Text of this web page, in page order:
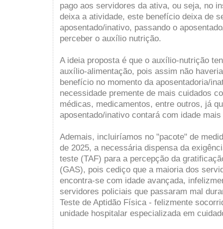
pago aos servidores da ativa, ou seja, no
deixa a atividade, este benefício deixa de
aposentado/inativo, passando o
perceber o auxílio nutrição.
A ideia proposta é que o auxílio-nutrição
auxílio-alimentação, pois assim não
benefício no momento da aposentadoria/
necessidade premente de mais cuidados
médicas, medicamentos, entre outros, já
aposentado/inativo contará com idade
Ademais, incluiríamos no "pacote" de
de 2025, a necessária dispensa da
teste (TAF) para a percepção da
(GAS), pois cediço que a maioria dos
encontra-se com idade avançada,
servidores policiais que passaram mal
Teste de Aptidão Física - felizmente
unidade hospitalar especializada em